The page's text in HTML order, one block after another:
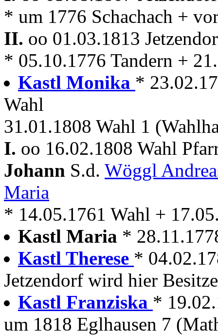
* um 1776 Schachach +
II. oo 01.03.1813
* 05.10.1776 Tandern +
Kastl Monika *
Wahl
31.01.1808 Wahl 1
I. oo 16.02.1808 Wahl
Johann S.d. Wöggl
Maria
* 14.05.1761 Wahl +
Kastl Maria *
Kastl Therese *
Jetzendorf wird hier
Kastl Franziska *
um 1818 Eglhausen 7